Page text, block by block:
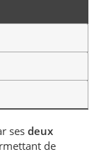
sesdeux
de